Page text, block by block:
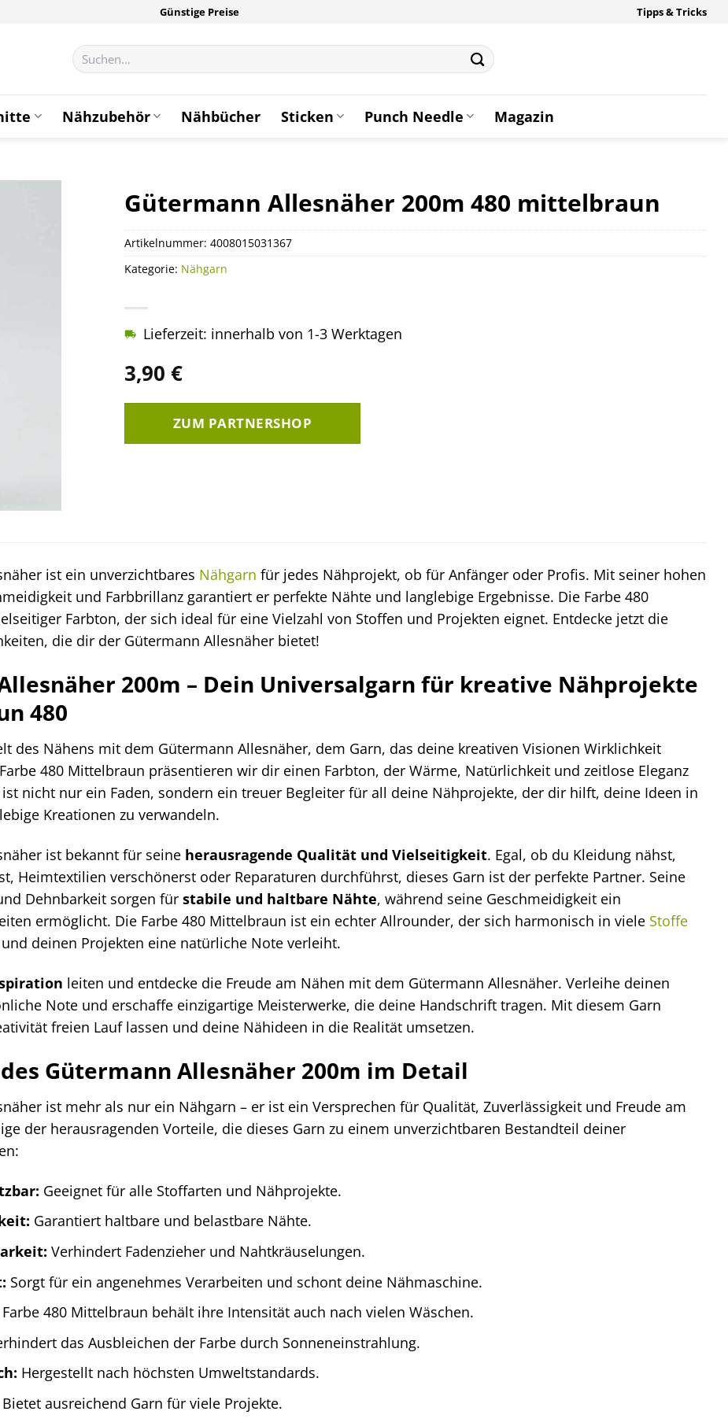
Günstige Preise Tipps & Tricks
Suchen
nach:
Nähzubehör Nähbücher Sticken Punch Needle Magazin
Gütermann Allesnäher 200m 480 mittelbraun
3,90 €
Lieferzeit: innerhalb von 1-3 Werktagen
ZUM PARTNERSHOP
Artikelnummer: 4008015031367
Kategorie: Nähgarn
ist ein unverzichtbares Nähgarn für jedes Nähprojekt, ob für Anfänger oder Profis. Mit seiner hohen
und Farbbrillanz garantiert er perfekte Nähte und langlebige Ergebnisse. Die Farbe 480
Farbton, der sich ideal für eine Vielzahl von Stoffen und Projekten eignet. Entdecke jetzt die
die dir der Gütermann Allesnäher bietet!
200m – Dein Universalgarn für kreative Nähprojekte
480
des Nähens mit dem Gütermann Allesnäher, dem Garn, das deine kreativen Visionen Wirklichkeit
480 Mittelbraun präsentieren wir dir einen Farbton, der Wärme, Natürlichkeit und zeitlose Eleganz
nicht nur ein Faden, sondern ein treuer Begleiter für all deine Nähprojekte, der dir hilft, deine Ideen in
Kreationen zu verwandeln.
ist bekannt für seine herausragende Qualität und Vielseitigkeit. Egal, ob du Kleidung nähst,
Heimtextilien verschönerst oder Reparaturen durchführst, dieses Garn ist der perfekte Partner. Seine
Dehnbarkeit sorgen für stabile und haltbare Nähte, während seine Geschmeidigkeit ein
ermöglicht. Die Farbe 480 Mittelbraun ist ein echter Allrounder, der sich harmonisch in viele Stoffe
deinen Projekten eine natürliche Note verleiht.
leiten und entdecke die Freude am Nähen mit dem Gütermann Allesnäher. Verleihe deinen
Note und erschaffe einzigartige Meisterwerke, die deine Handschrift tragen. Mit diesem Garn
freien Lauf lassen und deine Nähideen in die Realität umsetzen.
Gütermann Allesnäher 200m im Detail
ist mehr als nur ein Nähgarn – er ist ein Versprechen für Qualität, Zuverlässigkeit und Freude am
der herausragenden Vorteile, die dieses Garn zu einem unverzichtbaren Bestandteil deiner
Geeignet für alle Stoffarten und Nähprojekte.
Garantiert haltbare und belastbare Nähte.
Verhindert Fadenzieher und Nahtkräuselungen.
Sorgt für ein angenehmes Verarbeiten und schont deine Nähmaschine.
480 Mittelbraun behält ihre Intensität auch nach vielen Wäschen.
das Ausbleichen der Farbe durch Sonneneinstrahlung.
Hergestellt nach höchsten Umweltstandards.
Bietet ausreichend Garn für viele Projekte.